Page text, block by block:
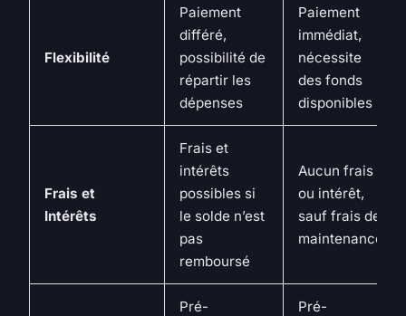
Flexibilité
Paiement
différé,
possibilité de
répartir les
dépenses
Paiement
immédiat,
nécessite
des fonds
disponibles
Frais et
Intérêts
Frais et
intérêts
possibles si
le solde n’est
pas
remboursé
Aucun frais
ou intérêt,
sauf frais de
maintenance
Pré-
Pré-